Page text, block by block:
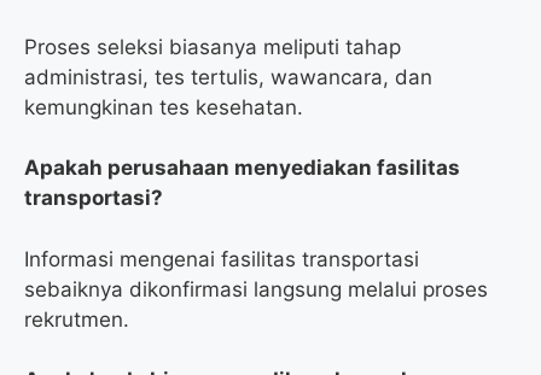
Proses seleksi biasanya meliputi tahap
administrasi, tes tertulis, wawancara, dan
kemungkinan tes kesehatan.
Apakah perusahaan menyediakan fasilitas
transportasi?
Informasi mengenai fasilitas transportasi
sebaiknya dikonfirmasi langsung melalui proses
rekrutmen.